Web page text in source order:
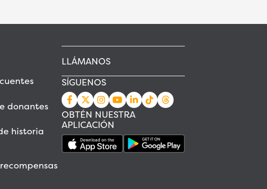
donantes
historia
LLÁMANOS
SÍGUENOS
OBTÉN NUESTRA
APLICACIÓN